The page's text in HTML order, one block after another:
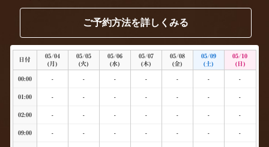
ご予約方法を詳しくみる
日付
05/04
(月)
05/05
(火)
05/06
(水)
05/07
(木)
05/08
(金)
05/09
(土)
05/10
(日)
00:00 - - - - - - -
01:00 - - - - - - -
02:00 - - - - - - -
09:00 - - - - - - -